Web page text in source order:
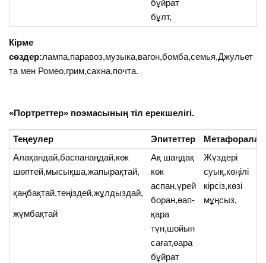
бұйрат
бұлт,
Кірме
сөздер:лампа,паравоз,музыка,вагон,бомба,семья,Джульет
та мен Ромео,грим,сахна,почта.
«Портреттер» поэмасының тіл ерекшелігі.
Теңеулер Эпитеттер
Метафоралар
Алақандай,баспанаңдай,көк
шөптей,мысықша,жапырақтай,
қаңбақтай,теңіздей,жұлдыздай,
жұмбақтай
Ақ шаңдақ
көк
аспан,үрей
боран,өап-
қара
түн,шойын
сағат,өара
бұйрат
Жүздері
суық,көңілі
кірсіз,көзі
мұңсыз,